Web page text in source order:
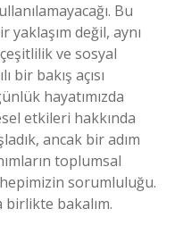
Bu
yaklaşım değil, aynı
ve sosyal
bir bakış açısı
hayatımızda
etkileri hakkında
ancak bir adım
toplumsal
sorumluluğu.
bakalım.